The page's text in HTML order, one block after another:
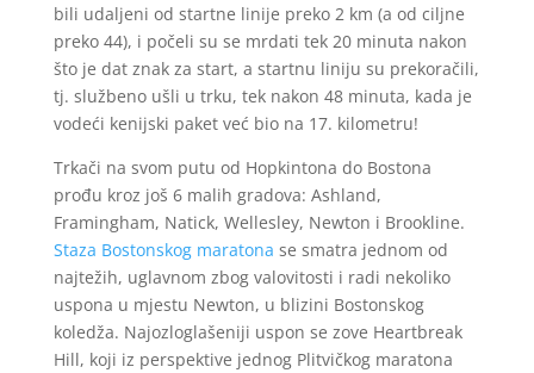
bili udaljeni od startne linije preko 2 km (a od ciljne
preko 44), i počeli su se mrdati tek 20 minuta nakon
što je dat znak za start, a startnu liniju su prekoračili,
tj. službeno ušli u trku, tek nakon 48 minuta, kada je
vodeći kenijski paket već bio na 17. kilometru!
Trkači na svom putu od Hopkintona do Bostona
prođu kroz još 6 malih gradova: Ashland,
Framingham, Natick, Wellesley, Newton i Brookline.
Staza Bostonskog maratona se smatra jednom od
najtežih, uglavnom zbog valovitosti i radi nekoliko
uspona u mjestu Newton, u blizini Bostonskog
koledža. Najozloglašeniji uspon se zove Heartbreak
Hill, koji iz perspektive jednog Plitvičkog maratona